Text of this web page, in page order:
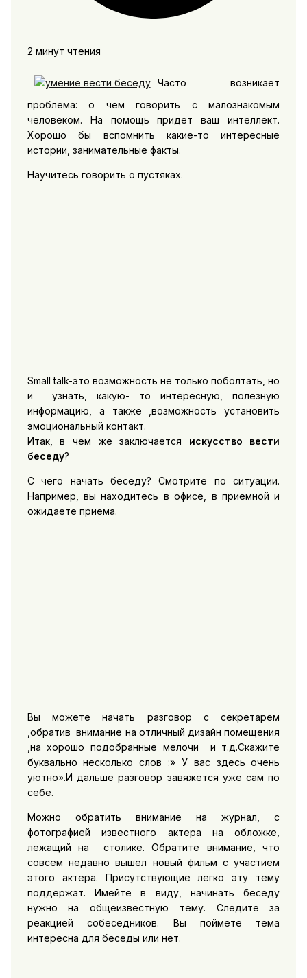
2 минут чтения
Часто возникает
проблема: о чем говорить с малознакомым
человеком. На помощь придет ваш интеллект.
Хорошо бы вспомнить какие-то интересные
истории, занимательные факты.
Научитесь говорить о пустяках.
Small talk-это возможность не только поболтать, но
и узнать, какую- то интересную, полезную
информацию, а также ,возможность установить
эмоциональный контакт.
Итак, в чем же заключается искусство вести
беседу?
С чего начать беседу? Смотрите по ситуации.
Например, вы находитесь в офисе, в приемной и
ожидаете приема.
Вы можете начать разговор с секретарем
,обратив внимание на отличный дизайн помещения
,на хорошо подобранные мелочи и т.д.Скажите
буквально несколько слов :» У вас здесь очень
уютно».И дальше разговор завяжется уже сам по
себе.
Можно обратить внимание на журнал, с
фотографией известного актера на обложке,
лежащий на столике. Обратите внимание, что
совсем недавно вышел новый фильм с участием
этого актера. Присутствующие легко эту тему
поддержат. Имейте в виду, начинать беседу
нужно на общеизвестную тему. Следите за
реакцией собеседников. Вы поймете тема
интересна для беседы или нет.